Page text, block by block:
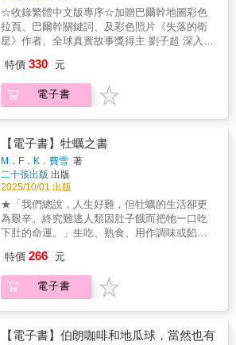
稿的時候就信誓旦旦，『真的是太愛了，我必
須說這本書真的很好看，我有信心不賣到四千
本不行！』？好吧確實，從頭到尾我是微笑看
完書稿的，閱讀的時候完全可以想像他在我面
的嬌羞感和你說話。雖然這乍看是一本旅行手
記，但我覺得更像一部生活感滿滿的日劇，那
些他說的出口和說不出口的，都在這本書裡
麼細緻。尾道就是劉揚銘。」——By 本書行銷
謝爾（Paul Fusell）★旅遊書寫的極致表
現……即便連瑣碎乏味也充滿興味與人情味；
對於無家可歸的孩童的描述，更是令人滿心悲
淒，難以忘懷。——每日電訊報★當代最迷人
的旅行書之一。——金融時報
不環保的時候。・日本人一但失去「SOP說明
書」，就失去應變的能力。▍四季流轉的東
京・日本的雪分成濕雪和乾雪，在東京想見積
病」、「五月蠅」……日文中關於五月的名詞
曖昧帶過，直到住在東京才看見秋日的獨有表
情。▍飲食好日子・日本人愛咖哩，愛到發明
出只有在日本才能吃到的限定版印度烤餅。・
和菓子、味噌湯和飯糰，這些和食美味，日本
年輕人漸漸不愛了嗎？・能說出「我最愛的台
灣小吃是麵線！要香菜！」的日本人是殿堂級
哈台族。▍東京，日常直送・每逢三月到五
月，要小心東京公寓陽台上掛著的衣架會莫名
地消失不見。・車尾掛著兩個紅燈籠，沿街移
動叫賣的拉麵車，竟會在東京都心出現，顯得
好夢幻。 ・日本提款機真貼心，零錢鈔票可存
可提，連換存摺都幫你自動完成。
特出發，行經義大利、斯洛維尼亞、克羅埃西
亞、黑山、波赫、塞爾維亞、北馬其頓、希臘
等八個國家、二十三個城鎮，踏上處處有鄂圖
曼帝國歷史遺跡的土地，經過一座又一座的天
主教堂、東正教堂以及清真寺，看到不同信仰
輕人訴說家庭與生活的故事。在斯洛維尼亞，
他闖入當地的詩歌沙龍，看見詩人如何用語言
重建家園；在蒙特內哥羅，認識一名當地少
沒吃過披薩；在克羅埃西亞，懷抱著南斯拉夫
舊夢的克羅地亞青年，沉湎於修繕共和國舊
物；在莫斯塔爾，種族讓這個城市分裂成兩種
系統：郵政、電力公司、公車、消防隊、足球
隊、醫院、垃圾回收廠……彼此不能共用；塞
爾維亞的電商教父，靠著開課教年輕人用短影
片做買賣，推崇從羅馬尼亞去到美國開創美妝
的塞拉耶佛圍城的老婦，選擇用沉默面對過
去……美麗的山谷、帝國的殘影、歷史的幽靈
與人類的愛恨，劉子超都一一記下，巴爾幹在
感受這個愛恨濃烈的地區最平實的面貌，在血
☆收錄繁體中文版專序☆加贈巴爾幹地圖彩色
拉頁、巴爾幹關鍵詞、及彩色照片《失落的衛
星》作者、全球真實故事獎得主 劉子超 深入巴
衝突、思索歷史、傾聽人心故事「土耳其語
中，BAL代表蜜，KAN代表血。在這片血與蜜
的大地上，民族主義帶來歸屬與認同，也帶來
劉子超李郁淳、陳德政、楊理博、張潔平、廖
志峰、廖偉棠、鍾文音、鴨寶 好評推薦關於本
書：繼《失落的衛星》、《午夜降臨前抵達》
後，「全球真實故事獎」得主、單向街年度旅
遊作家劉子超再出發，從義大利邊境的里雅斯
特出發，行經義大利、斯洛維尼亞、克羅埃西
亞、黑山、波赫、塞爾維亞、北馬其頓、希臘
等八個國家、二十三個城鎮，踏上處處有鄂圖
曼帝國歷史遺跡的土地，經過一座又一座的天
共處一地又分庭抗禮；傾聽來自不同民族的年
輕人訴說家庭與生活的故事。在斯洛維尼亞，
他闖入當地的詩歌沙龍，看見詩人如何用語言
女，雖然受聘為美國比薩店接外賣電話，卻從
特價 330 元
電子書
【電子書】牡蠣之書
M．F．K．費雪 著
二十張出版 出版
2025/10/01 出版
★「我們總說，人生好難，但牡蠣的生活卻更
為艱辛。終究難逃人類因肚子餓而把牠一口吃
下肚的命運。」生吃、熟食、用作調味或餡料
蠣的人真是勇者！以感官而慧黠的散文撼動飲
食文化──M．F．K．費雪經典──飲食史上第
一本獻給牡蠣的情書--------------------------------------
牡蠣是飲食文學名家M．F．K．費雪一生摯
特價 266 元
電子書
【電子書】伯朗咖啡和地瓜球，當然也有